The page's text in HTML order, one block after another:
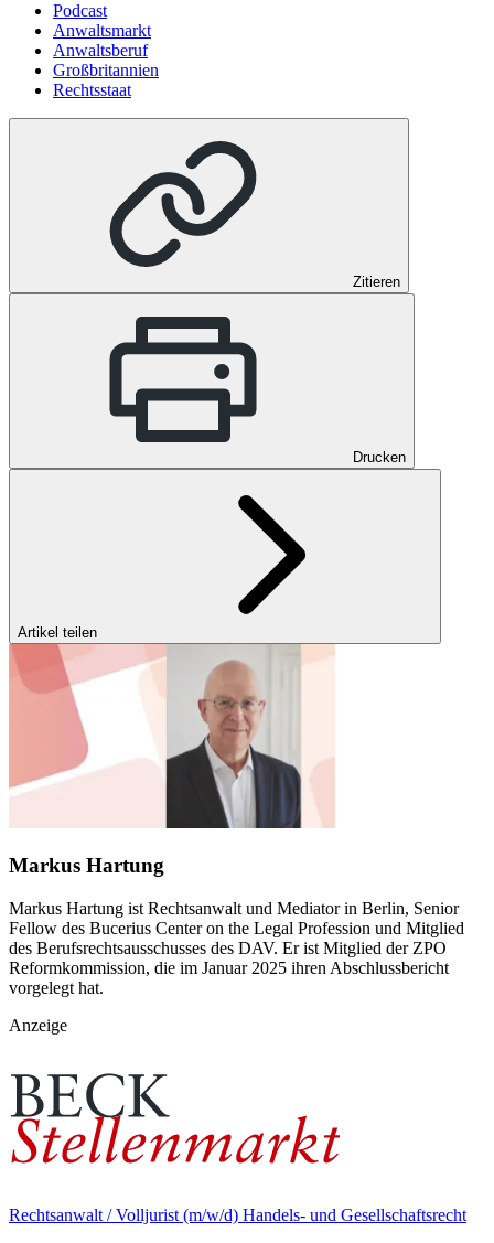
Podcast
Anwaltsmarkt
Anwaltsberuf
Großbritannien
Rechtsstaat
Zitieren
Drucken
Artikel teilen
Markus Hartung
Markus Hartung ist Rechtsanwalt und Mediator in Berlin, Senior
Fellow des Bucerius Center on the Legal Profession und Mitglied
des Berufsrechtsausschusses des DAV. Er ist Mitglied der ZPO
Reformkommission, die im Januar 2025 ihren Abschlussbericht
vorgelegt hat.
Anzeige
Rechtsanwalt / Volljurist (m/w/d) Handels- und Gesellschaftsrecht